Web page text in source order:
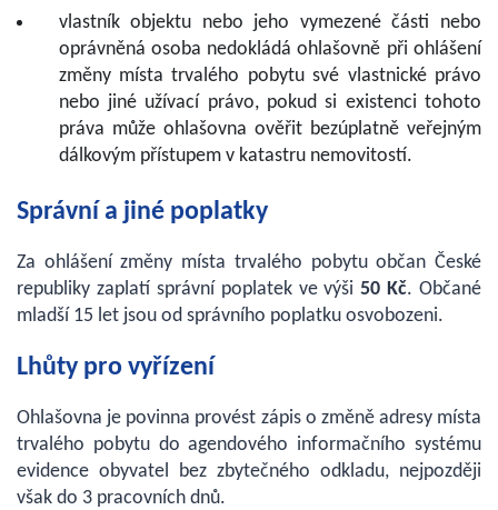
vlastník objektu nebo jeho vymezené části nebo
oprávněná osoba nedokládá ohlašovně při ohlášení
změny místa trvalého pobytu své vlastnické právo
nebo jiné užívací právo, pokud si existenci tohoto
práva může ohlašovna ověřit bezúplatně veřejným
dálkovým přístupem v katastru nemovitostí.
Správní a jiné poplatky
Za ohlášení změny místa trvalého pobytu občan České
republiky zaplatí správní poplatek ve výši50 Kč. Občané
mladší 15 let jsou od správního poplatku osvobozeni.
Lhůty pro vyřízení
Ohlašovna je povinna provést zápis o změně adresy místa
trvalého pobytu do agendového informačního systému
evidence obyvatel bez zbytečného odkladu, nejpozději
však do 3 pracovních dnů.